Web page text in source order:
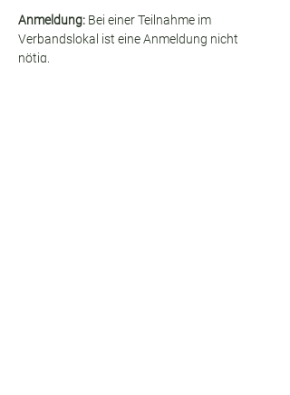
Anmeldung: Bei einer Teilnahme im
Verbandslokal ist eine Anmeldung nicht
nötig.